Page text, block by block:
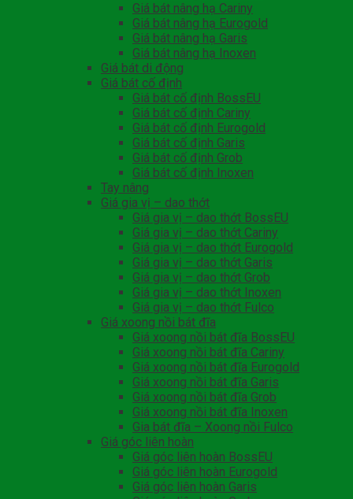
Giá bát nâng hạ Cariny
Giá bát nâng hạ Eurogold
Giá bát nâng hạ Garis
Giá bát nâng hạ Inoxen
Giá bát di động
Giá bát cố định
Giá bát cố định BossEU
Giá bát cố định Cariny
Giá bát cố định Eurogold
Giá bát cố định Garis
Giá bát cố định Grob
Giá bát cố định Inoxen
Tay nâng
Giá gia vị – dao thớt
Giá gia vị – dao thớt BossEU
Giá gia vị – dao thớt Cariny
Giá gia vị – dao thớt Eurogold
Giá gia vị – dao thớt Garis
Giá gia vị – dao thớt Grob
Giá gia vị – dao thớt Inoxen
Giá gia vị – dao thớt Fulco
Giá xoong nồi bát đĩa
Giá xoong nồi bát đĩa BossEU
Giá xoong nồi bát đĩa Cariny
Giá xoong nồi bát đĩa Eurogold
Giá xoong nồi bát đĩa Garis
Giá xoong nồi bát đĩa Grob
Giá xoong nồi bát đĩa Inoxen
Gia bát đĩa – Xoong nồi Fulco
Giá góc liên hoàn
Giá góc liên hoàn BossEU
Giá góc liên hoàn Eurogold
Giá góc liên hoàn Garis